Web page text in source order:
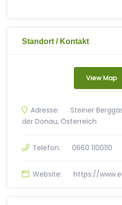
Standort / Kontakt
View Map
Adresse:
Steiner
der Donau, Österreich
Telefon: 0660 1100110
Website: https://